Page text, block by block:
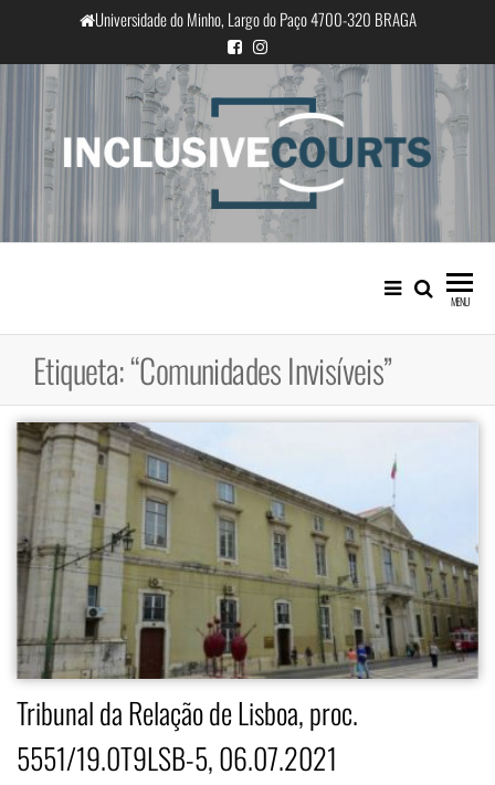
o
conteúdo
Universidade do Minho, Largo do Paço 4700-320 BRAGA
InclusiveCourts
Igualdade e diferença cultural na
prática judicial portuguesa
MENU
Etiqueta:“Comunidades Invisíveis”
Tribunal da Relação de Lisboa, proc.
5551/19.0T9LSB-5, 06.07.2021